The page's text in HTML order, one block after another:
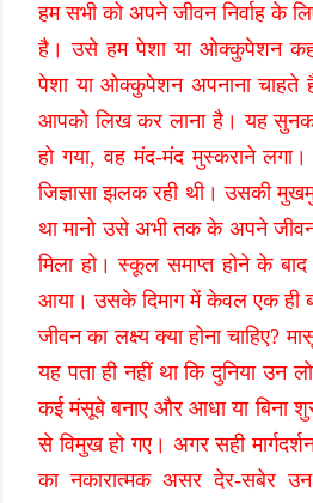
हम सभी को अपने जीवन निर्वाह के
है। उसे हम पेशा या ओक्कुपेशन
पेशा या ओक्कुपेशन अपनाना चाहते
आपको लिख कर लाना है। यह
हो गया, वह मंद-मंद मुस्कराने
जिज्ञासा झलक रही थी। उसकी
था मानो उसे अभी तक के अपने
मिला हो। स्कूल समाप्त होने के
आया। उसके दिमाग में केवल एक ही
जीवन का लक्ष्य क्या होना चाहिए?
यह पता ही नहीं था कि दुनिया उन
कई मंसूबे बनाए और आधा या बिना
से विमुख हो गए। अगर सही
का नकारात्मक असर देर-सबेर